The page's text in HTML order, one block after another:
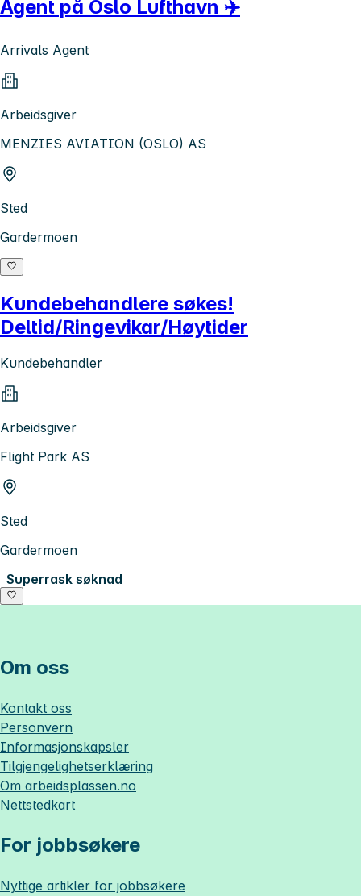
Agent på Oslo Lufthavn ✈️
Arrivals Agent
Arbeidsgiver
MENZIES AVIATION (OSLO) AS
Sted
Gardermoen
Kundebehandlere søkes!
Deltid/Ringevikar/Høytider
Kundebehandler
Arbeidsgiver
Flight Park AS
Sted
Gardermoen
Superrask søknad
Om oss
Kontakt oss
Personvern
Informasjonskapsler
Tilgjengelighetserklæring
Om arbeidsplassen.no
Nettstedkart
For jobbsøkere
Nyttige artikler for jobbsøkere